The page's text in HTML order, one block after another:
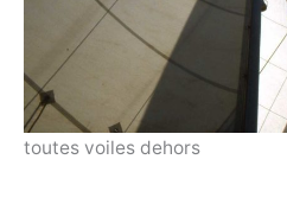
toutes voiles dehors